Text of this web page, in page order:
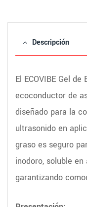
Descripción
El ECOVIBE Gel
ecoconductor de
diseñado para la
ultrasonido en
graso es seguro
inodoro, soluble
garantizando